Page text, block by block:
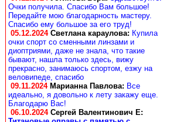
Очки получила. Спасибо Вам большое!
Передайте мою благодарность мастеру.
Спасибо ему большое за его труд!
05.12.2024 Светлана караулова: Купила
очки спорт со сменными линзами и
диоптриями, даже не знала, что такие
бывают, нашла только здесь, вижу
прекрасно, занимаюсь спортом, езжу на
веловипеде, спасибо
09.11.2024 Марианна Павлова: Все
идеально, я довольно к лету закажу еще.
Благодарю Вас!
06.10.2024 Сергей Валентинович Е: